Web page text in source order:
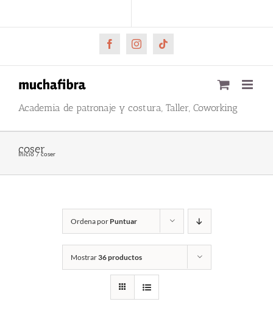
al
FacebookInstagramTiktok
Academia de patronaje y costura, Taller, Coworking
coser
Inicio coser
Ordena por Puntuar
Mostrar36 productos